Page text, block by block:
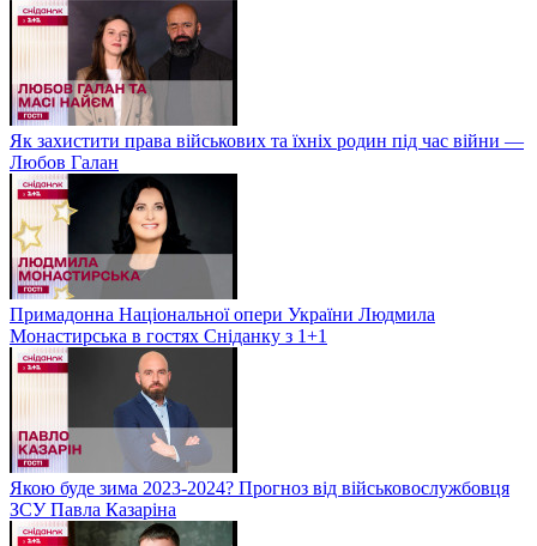
Як захистити права військових та їхніх родин під час війни —
Любов Галан
Примадонна Національної опери України Людмила
Монастирська в гостях Сніданку з 1+1
Якою буде зима 2023-2024? Прогноз від військовослужбовця
ЗСУ Павла Казаріна